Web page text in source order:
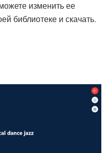
изменить ее
библиотеке и скачать.